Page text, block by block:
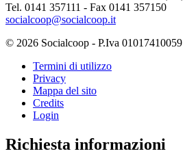
Tel. 0141 357111 - Fax 0141 357150
socialcoop@socialcoop.it
© 2026 Socialcoop - P.Iva 01017410059
Termini di utilizzo
Privacy
Mappa del sito
Credits
Login
Richiesta informazioni